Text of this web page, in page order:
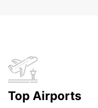
Top Airports